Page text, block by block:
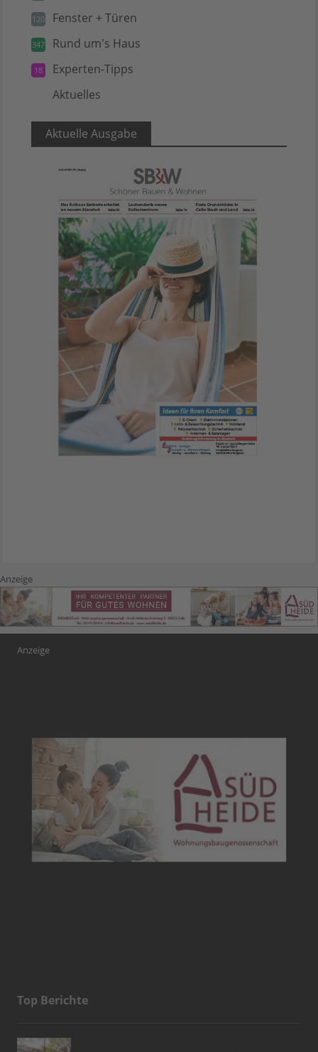
120 Fenster + Türen
347 Rund um's Haus
18 Experten-Tipps
Aktuelles
Aktuelle Ausgabe
Anzeige
Anzeige
Top Berichte